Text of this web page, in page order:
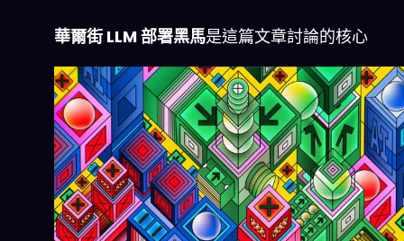
華爾街 LLM 部署黑馬是這篇文章討論的核心